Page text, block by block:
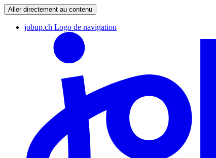
Aller directement au contenu
jobup.ch Logo de navigation